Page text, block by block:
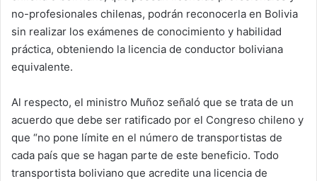
no-profesionales chilenas, podrán reconocerla en Bolivia
sin realizar los exámenes de conocimiento y habilidad
práctica, obteniendo la licencia de conductor boliviana
equivalente.
Al respecto, el ministro Muñoz señaló que se trata de un
acuerdo que debe ser ratificado por el Congreso chileno y
que “no pone límite en el número de transportistas de
cada país que se hagan parte de este beneficio. Todo
transportista boliviano que acredite una licencia de